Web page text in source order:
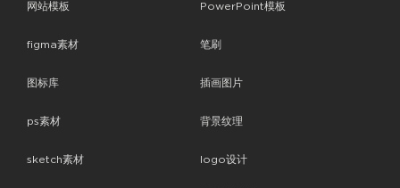
网站模板
figma素材
图标库
ps素材
sketch素材
PowerPoint模板
笔刷
插画图片
背景纹理
logo设计